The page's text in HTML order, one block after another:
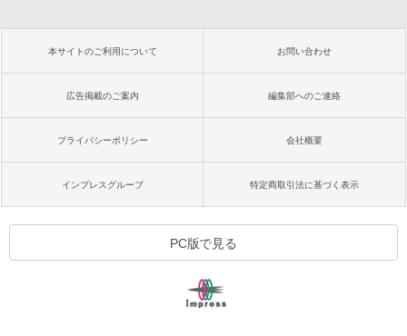
本サイトのご利用について お問い合わせ
広告掲載のご案内 編集部へのご連絡
プライバシーポリシー 会社概要
インプレスグループ 特定商取引法に基づく表示
PC版で見る